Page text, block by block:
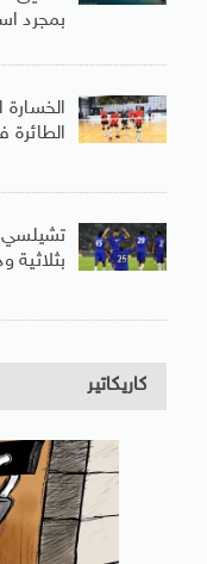
بمجرد
الخسارة
الطائرة
تشيلسي
بثلاثية
كاريكاتير